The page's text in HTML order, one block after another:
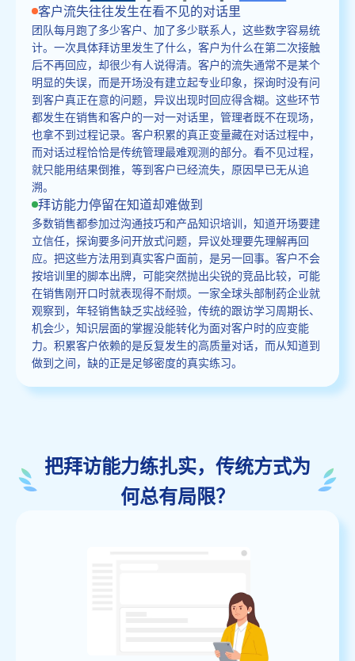
客户流失往往发生在看不见的对话里
团队每月跑了多少客户、加了多少联系人，这些数字容易统
计。一次具体拜访里发生了什么，客户为什么在第二次接触
后不再回应，却很少有人说得清。客户的流失通常不是某个
明显的失误，而是开场没有建立起专业印象，探询时没有问
到客户真正在意的问题，异议出现时回应得含糊。这些环节
都发生在销售和客户的一对一对话里，管理者既不在现场，
也拿不到过程记录。客户积累的真正变量藏在对话过程中，
而对话过程恰恰是传统管理最难观测的部分。看不见过程，
就只能用结果倒推，等到客户已经流失，原因早已无从追
溯。
拜访能力停留在知道却难做到
多数销售都参加过沟通技巧和产品知识培训，知道开场要建
立信任，探询要多问开放式问题，异议处理要先理解再回
应。把这些方法用到真实客户面前，是另一回事。客户不会
按培训里的脚本出牌，可能突然抛出尖锐的竞品比较，可能
在销售刚开口时就表现得不耐烦。一家全球头部制药企业就
观察到，年轻销售缺乏实战经验，传统的跟访学习周期长、
机会少，知识层面的掌握没能转化为面对客户时的应变能
力。积累客户依赖的是反复发生的高质量对话，而从知道到
做到之间，缺的正是足够密度的真实练习。
把拜访能力练扎实，传统方式为
何总有局限？